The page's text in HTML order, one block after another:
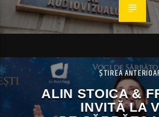
ȘTIREA
ALIN STOICA &
INVITĂ LA